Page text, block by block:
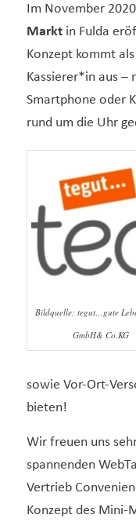
Im November
Marktin Fulda
Konzept kommt
Kassierer*in aus –
Smartphone oder
rund um die Uhr
Bildquelle: tegut…gute
GmbH& Co.KG
sowie Vor-Ort-
bieten!
Wir freuen uns
spannenden
Vertrieb
Konzept des Mini-